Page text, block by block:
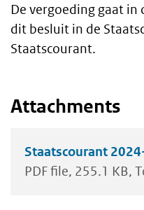
De vergoeding gaat in
dit besluit in de
Staatscourant.
Attachments
Staatscourant
PDF file 255.1 KB